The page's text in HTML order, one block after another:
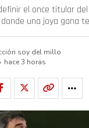
el once titular
una joya gana
soy del millo
hace 3 horas